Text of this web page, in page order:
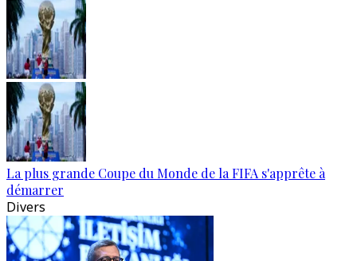
La plus grande Coupe du Monde de la FIFA s'apprête à
démarrer
Divers